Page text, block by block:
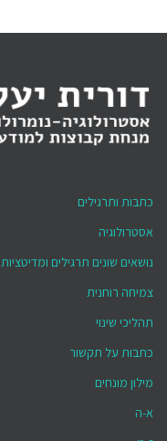
כתבות ותרגילים
אסטרולוגיה
נושאים שונים תרגילים ומדיטציות
צמיחה רוחנית
תהליכי שינוי
כתבות על תקשור
מילון מונחים
א-ה